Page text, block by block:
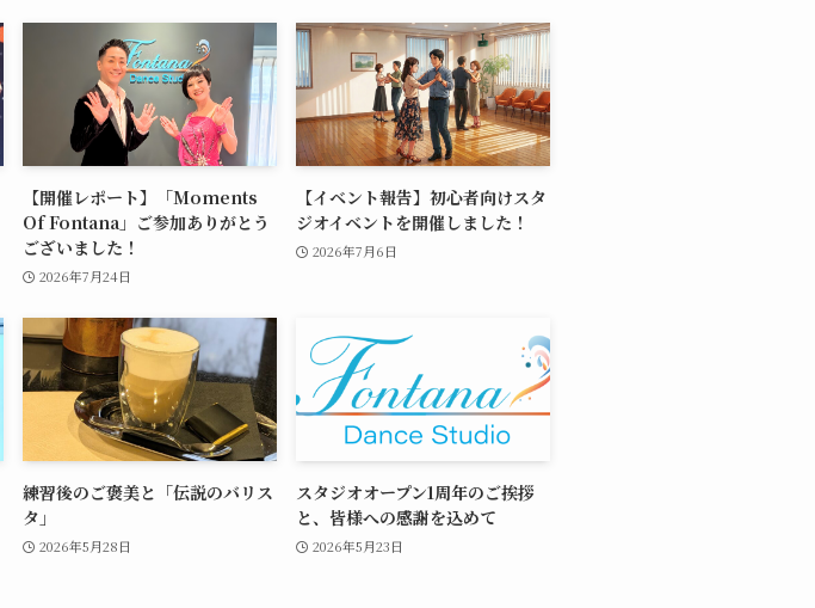
【開催レポート】「Moments
Of Fontana」ご参加ありがとう
ございました！
2026年7月24日
【イベント報告】初心者向けスタ
ジオイベントを開催しました！
2026年7月6日
練習後のご褒美と「伝説のバリス
タ」
2026年5月28日
スタジオオープン1周年のご挨拶
と、皆様への感謝を込めて
2026年5月23日